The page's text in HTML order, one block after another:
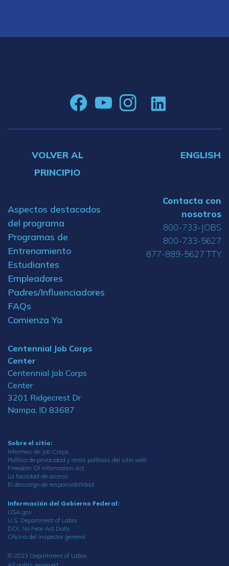
VOLVER AL
PRINCIPIO
ENGLISH
Aspectos destacados
del programa
Programas de
Entrenamiento
Estudiantes
Empleadores
Padres/Influenciadores
FAQs
Comienza Ya
Centennial Job Corps
Center
Centennial Job Corps
Center
3201 Ridgecrest Dr
Nampa, ID 83687
Contacta con
nosotros
800-733-JOBS
800-733-5627
877-889-5627 TTY
Sobre el sitio:
Informes de Job Corps
Política de privacidad y otras políticas del sitio web
Freedom Of Information Act
La facilidad de acceso
El descargo de responsabilidad
Información del Gobierno Federal:
USA.gov
U.S. Department of Labor
DOL No Fear Act Data
Oficina del inspector general
© 2023 Department of Labor.
All rights reserved.